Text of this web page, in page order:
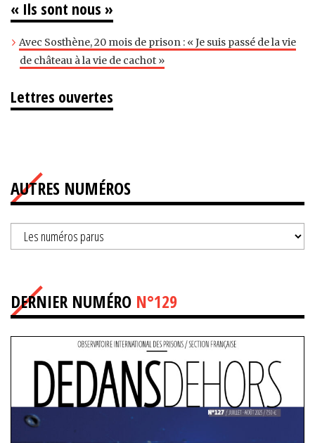
« Ils sont nous »
Avec Sosthène, 20 mois de prison : « Je suis passé de la vie
de château à la vie de cachot »
Lettres ouvertes
AUTRES NUMÉROS
DERNIER NUMÉRO N°129